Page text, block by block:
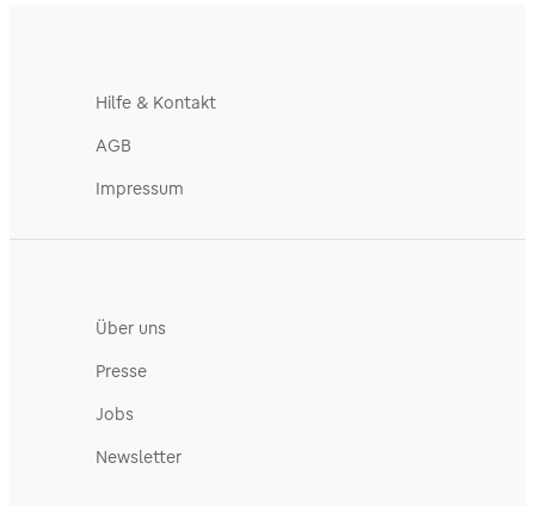
Hilfe & Kontakt
AGB
Impressum
Über uns
Presse
Jobs
Newsletter